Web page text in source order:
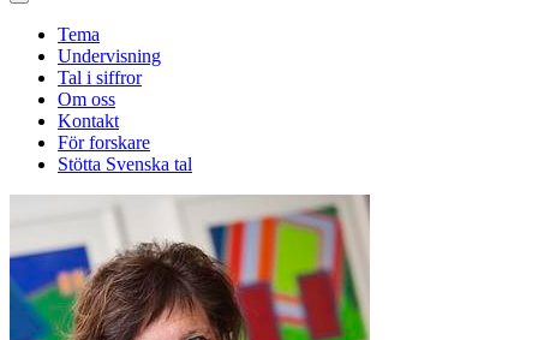
Tema
Undervisning
Tal i siffror
Om oss
Kontakt
För forskare
Stötta Svenska tal